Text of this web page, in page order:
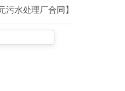
污水处理厂合同】